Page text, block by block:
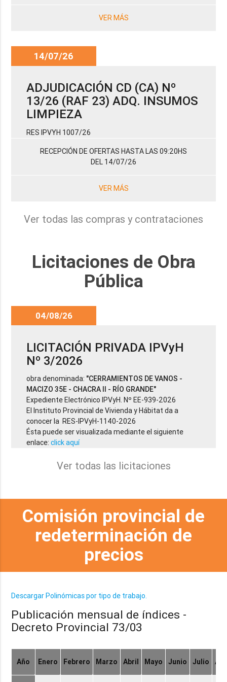
VER MÁS
14/07/26
ADJUDICACIÓN CD (CA) Nº
13/26 (RAF 23) ADQ. INSUMOS
LIMPIEZA
RES IPVYH 1007/26
RECEPCIÓN DE OFERTAS HASTA LAS 09:20HS
DEL 14/07/26
VER MÁS
Ver todas las compras y contrataciones
Licitaciones de Obra
Pública
04/08/26
LICITACIÓN PRIVADA IPVyH
Nº 3/2026
obra denominada: "CERRAMIENTOS DE VANOS -
MACIZO 35E - CHACRA II - RÍO GRANDE"
Expediente Electrónico IPVyH. Nº EE-939-2026
El Instituto Provincial de Vivienda y Hábitat da a
conocer la RES-IPVyH-1140-2026
Ésta puede ser visualizada mediante el siguiente
enlace:click aquí
Ver todas las licitaciones
Comisión provincial de
redeterminación de
precios
Descargar Polinómicas por tipo de trabajo.
Publicación mensual de índices -
Decreto Provincial 73/03
Año Enero Febrero Marzo Abril Mayo Junio Julio